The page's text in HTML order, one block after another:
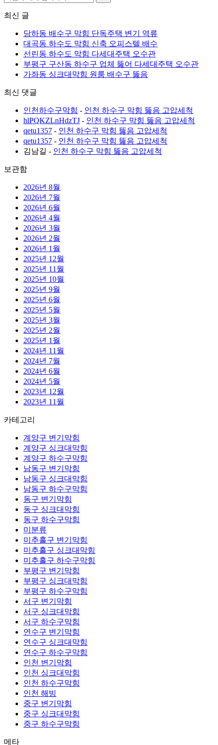
음
에
기...
최신 글
당하동 배수구 막힘 단독주택 변기 역류
대곡동 하수도 막힘 신축 오피스텔 배수
선린동 하수도 막힘 다세대주택 오수관
부평구 구산동 하수구 업체 뚫어 다세대주택 오수관
가좌동 싱크대막힘 원룸 배수구 뚫음
최신 댓글
인천하수구막힘 - 인천 하수구 막힘 뚫음 고압세척
hlPQKZLnHdzTJ - 인천 하수구 막힘 뚫음 고압세척
qetu1357 - 인천 하수구 막힘 뚫음 고압세척
qetu1357 - 인천 하수구 막힘 뚫음 고압세척
김남길 - 인천 하수구 막힘 뚫음 고압세척
보관함
2026년 8월
2026년 7월
2026년 6월
2026년 4월
2026년 3월
2026년 2월
2026년 1월
2025년 12월
2025년 11월
2025년 10월
2025년 9월
2025년 6월
2025년 5월
2025년 3월
2025년 2월
2025년 1월
2024년 11월
2024년 7월
2024년 6월
2024년 5월
2023년 12월
2023년 11월
카테고리
계양구 변기막힘
계양구 싱크대막힘
계양구 하수구막힘
남동구 변기막힘
남동구 싱크대막힘
남동구 하수구막힘
동구 변기막힘
동구 싱크대막힘
동구 하수구막힘
미분류
미추홀구 변기막힘
미추홀구 싱크대막힘
미추홀구 하수구막힘
부평구 변기막힘
부평구 싱크대막힘
부평구 하수구막힘
서구 변기막힘
서구 싱크대막힘
서구 하수구막힘
연수구 변기막힘
연수구 싱크대막힘
연수구 하수구막힘
인천 변기막힘
인천 싱크대막힘
인천 하수구막힘
인천 해빙
중구 변기막힘
중구 싱크대막힘
중구 하수구막힘
메타